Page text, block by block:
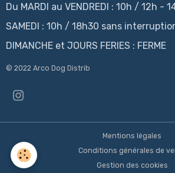
Du MARDI au VENDREDI : 10h / 12h -
SAMEDI : 10h / 18h30 sans
DIMANCHE et JOURS FERIES : FERME
© 2022 Arco Dog Distrib
Mentions légales
Conditions générales de
Gestion des cookies